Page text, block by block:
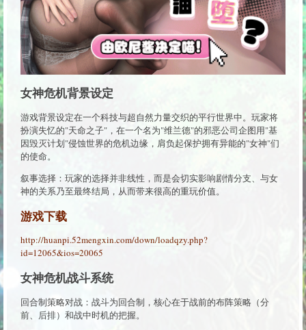
女神危机背景设定
游戏背景设定在一个科技与超自然力量交织的平行世界中。玩家将
扮演失忆的"天命之子"，在一个名为"维兰德"的邪恶公司企图用"基
因毁灭计划"侵蚀世界的危机边缘，肩负起保护拥有异能的"女神"们
的使命。
叙事选择：玩家的选择并非线性，而是会切实影响剧情分支、与女
神的关系乃至最终结局，从而带来很高的重玩价值。
游戏下载
http://huanpi.52mengxin.com/down/loadqzy.php?
id=12065&ios=20065
女神危机战斗系统
回合制策略对战：战斗为回合制，核心在于战前的布阵策略（分
前、后排）和战中时机的把握。